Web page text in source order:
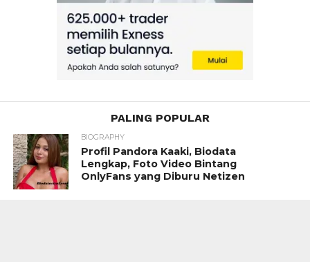
PALING POPULAR
BIOGRAPHY
Profil Pandora Kaaki, Biodata
Lengkap, Foto Video Bintang
OnlyFans yang Diburu Netizen